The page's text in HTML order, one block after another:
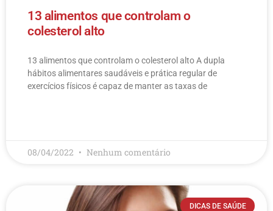
13 alimentos que controlam o
colesterol alto
13 alimentos que controlam o colesterol alto​ A dupla
hábitos alimentares saudáveis e prática regular de
exercícios físicos é capaz de manter as taxas de
08/04/2022 Nenhum comentário
DICAS DE SAÚDE